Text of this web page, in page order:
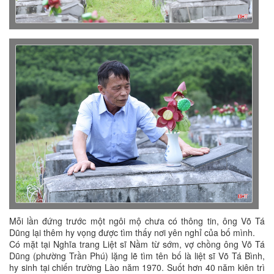
Mỗi lần đứng trước một ngôi mộ chưa có thông tin, ông Võ Tá
Dũng lại thêm hy vọng được tìm thấy nơi yên nghỉ của bố mình.
Có mặt tại Nghĩa trang Liệt sĩ Nầm từ sớm, vợ chồng ông Võ Tá
Dũng (phường Trần Phú) lặng lẽ tìm tên bố là liệt sĩ Võ Tá Bình,
hy sinh tại chiến trường Lào năm 1970. Suốt hơn 40 năm kiên trì